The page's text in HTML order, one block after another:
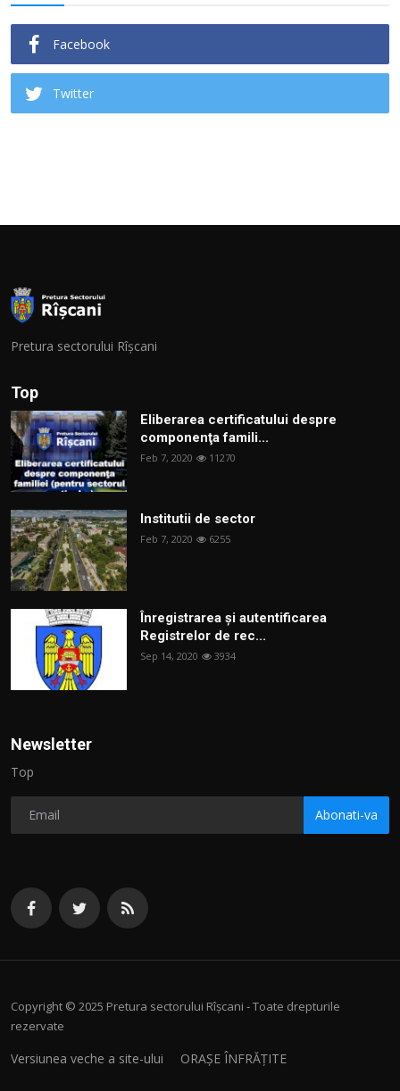
Facebook
Twitter
Pretura sectorului Rîșcani
Top
Eliberarea certificatului despre
componenţa famili...
Feb 7, 2020 11270
Institutii de sector
Feb 7, 2020 6255
Înregistrarea și autentificarea
Registrelor de rec...
Sep 14, 2020 3934
Newsletter
Top
Abonati-va
Copyright © 2025 Pretura sectorului Rîșcani - Toate drepturile
rezervate
Versiunea veche a site-ului ORAȘE ÎNFRĂȚITE